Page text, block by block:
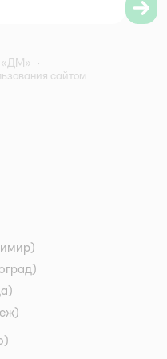
программы
•
сайтом